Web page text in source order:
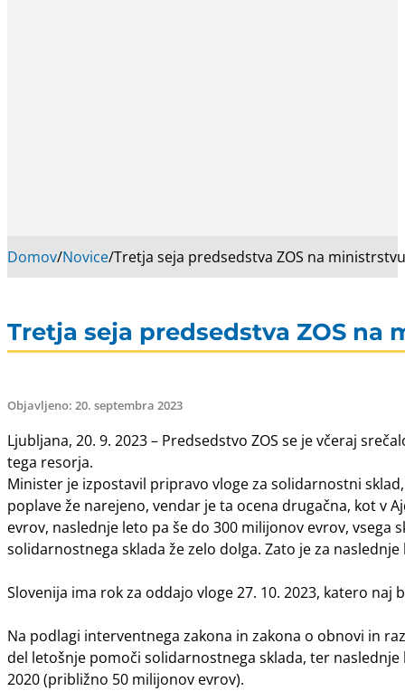
Domov/Novice/Tretja seja predsedstva ZOS na
Tretja seja predsedstva ZOS
Objavljeno: 20. septembra 2023
Ljubljana, 20. 9. 2023 – Predsedstvo ZOS se je včeraj
tega resorja.
Minister je izpostavil pripravo vloge za solidarnostni
poplave že narejeno, vendar je ta ocena drugačna, kot v
evrov, naslednje leto pa še do 300 milijonov evrov,
solidarnostnega sklada že zelo dolga. Zato je za
Slovenija ima rok za oddajo vloge 27. 10. 2023, katero
Na podlagi interventnega zakona in zakona o obnovi in
del letošnje pomoči solidarnostnega sklada, ter
2020 (približno 50 milijonov evrov).